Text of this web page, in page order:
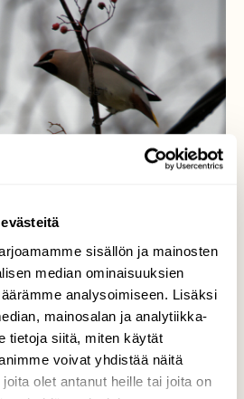
sisällön ja mainosten
median ominaisuuksien
analysoimiseen. Lisäksi
mainosalan ja analytiikka-
tietoja siitä, miten käytät
voivat yhdistää näitä
olet antanut heille tai joita on